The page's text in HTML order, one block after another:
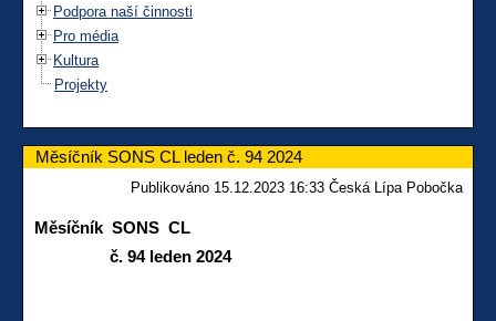
Podpora naší činnosti
Pro média
Kultura
Projekty
Měsíčník SONS CL leden č. 94 2024
Publikováno 15.12.2023 16:33 Česká Lípa Pobočka
Měsíčník SONS CL
č. 94 leden 2024